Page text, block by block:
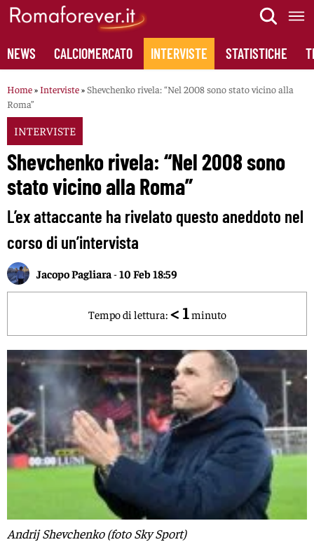
Skip
content
NEWS CALCIOMERCATO INTERVISTE STATISTICHE
Home»Interviste»Shevchenko rivela: “Nel 2008 sono stato vicino alla
Roma”
INTERVISTE
Shevchenko rivela: “Nel 2008 sono
stato vicino alla Roma”
L’ex attaccante ha rivelato questo aneddoto nel
corso di un’intervista
Jacopo Pagliara -10 Feb 18:59
Tempo di lettura: < 1 minuto
Andrij Shevchenko (foto Sky Sport)